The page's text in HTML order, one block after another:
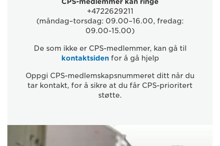
+4722629211
(måndag–torsdag: 09.00–16.00, fredag:
09.00-15.00)
De som ikke er CPS-medlemmer, kan gå til
kontaktsidenfor å gå hjelp
Oppgi CPS-medlemskapsnummeret ditt når du
tar kontakt, for å sikre at du får CPS-prioritert
støtte.